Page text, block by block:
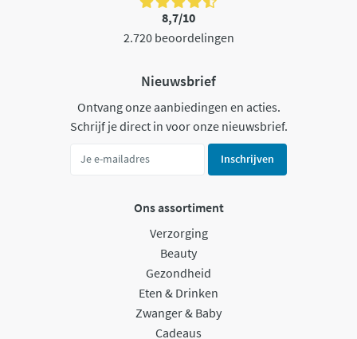
8,7/10
2.720 beoordelingen
Nieuwsbrief
Ontvang onze aanbiedingen en acties.
Schrijf je direct in voor onze nieuwsbrief.
Inschrijven
Ons assortiment
Verzorging
Beauty
Gezondheid
Eten & Drinken
Zwanger & Baby
Cadeaus